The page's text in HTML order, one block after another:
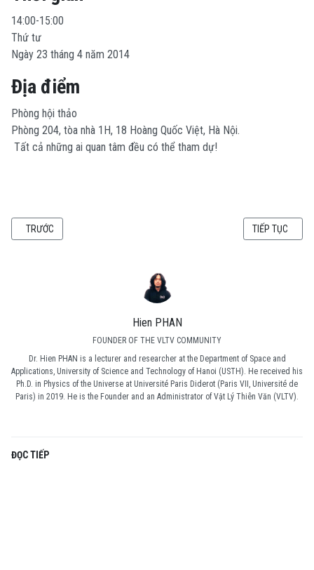
Hien PHAN
FOUNDER OF THE VLTV COMMUNITY
Dr. Hien PHAN is a lecturer and researcher at the Department of Space and
Applications, University of Science and Technology of Hanoi (USTH). He received his
Ph.D. in Physics of the Universe at Université Paris Diderot (Paris VII, Université de
Paris) in 2019. He is the Founder and an Administrator of Vật Lý Thiên Văn (VLTV).
ĐỌC TIẾP
14:00-15:00
Thứ tư
Ngày 23 tháng 4 năm 2014
Địa điểm
Phòng hội thảo
Phòng 204, tòa nhà 1H, 18 Hoàng Quốc Việt, Hà Nội.
Tất cả những ai quan tâm đều có thể tham dự!
BÀI VIẾT TRƯỚC: THUYẾT TRÌNH: CÁC LOẠI SAO VÀ PHẢN ỨNG TRONG
TRƯỚC BÀI VIẾT KẾ
TIẾP TỤC